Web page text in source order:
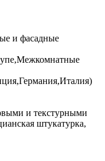
и фасадные
и текстурными
штукатурка,